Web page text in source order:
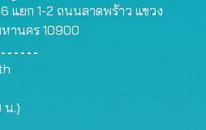
แยก 1-2 ถนนลาดพร้าว แขวง
หานคร 10900
น.)